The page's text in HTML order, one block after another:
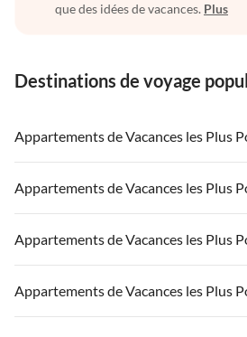
que des idées de vacances. Plus
Destinations de voyage
Appartements de Vacances les Plus
Appartements de Vacances à France
Appartements de Vacances à Paris-Ile de
Appartements de Vacances à Paris
Appartements de Vacances à Côte atlantique
Appartements de Vacances les Plus
Appartements de Vacances à France
Appartements de Vacances à Paris-Ile de
Appartements de Vacances à Paris
Appartements de Vacances les Plus
Appartements de Vacances à France
Appartements de Vacances à Paris-Ile de
Appartements de Vacances les Plus